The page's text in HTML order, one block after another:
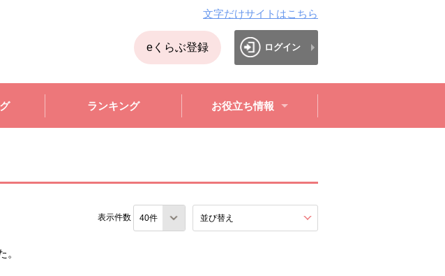
文字だけサイトはこちら
eくらぶ登録 ログイン
ランキング お役立ち情報
表示件数 並び替え
。